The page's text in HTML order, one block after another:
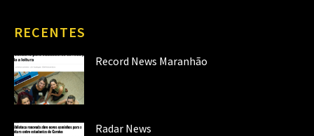
RECENTES
Record News Maranhão
Radar News